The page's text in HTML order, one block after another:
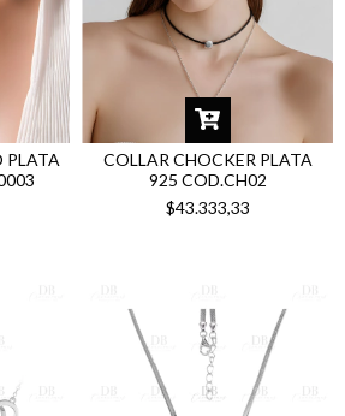
PLATA
COLLAR CHOCKER PLATA
925 COD.CH02
$43.333,33